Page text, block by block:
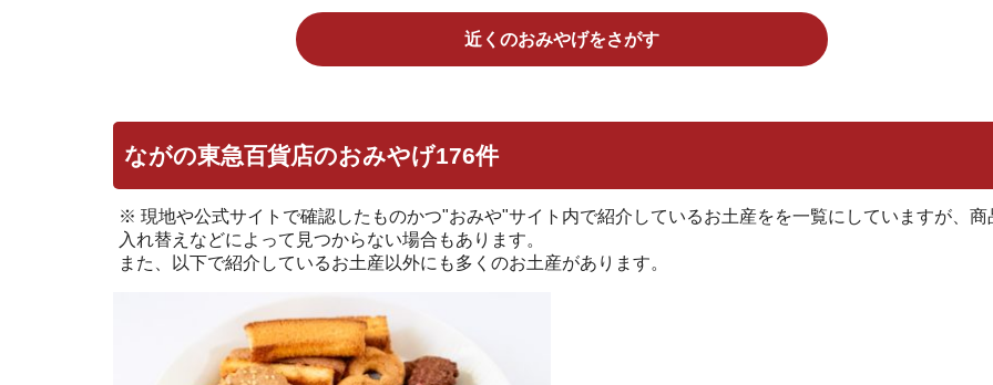
近くのおみやげをさがす
ながの東急百貨店のおみやげ176件
※ 現地や公式サイトで確認したものかつ"おみや"サイト内で紹介しているお土産をを一覧にしていますが、商
入れ替えなどによって見つからない場合もあります。
また、以下で紹介しているお土産以外にも多くのお土産があります。